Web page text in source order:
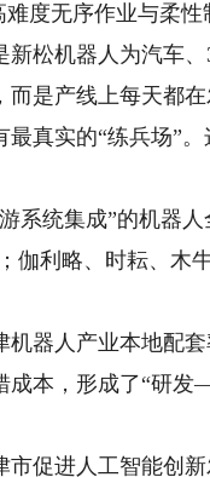
度无序作业与柔性
松机器人为汽车
是产线上每天都在
真实的“练兵场”。
统集成”的机器人
伽利略、时耘、木
器人产业本地配套
成本，形成了“研
促进人工智能创新